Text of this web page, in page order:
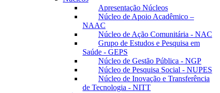
Apresentação Núcleos
Núcleo de Apoio Acadêmico –
NAAC
Núcleo de Ação Comunitária - NAC
Grupo de Estudos e Pesquisa em
Saúde - GEPS
Núcleo de Gestão Pública - NGP
Núcleo de Pesquisa Social - NUPES
Núcleo de Inovação e Transferência
de Tecnologia - NITT